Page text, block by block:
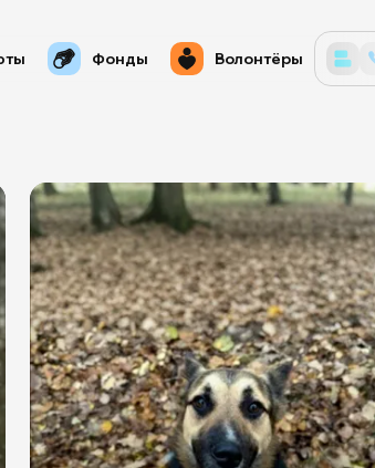
Фонды Волонтёры